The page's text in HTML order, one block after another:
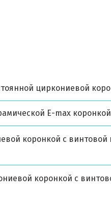
циркониевой
E-max коронкой
коронкой с
коронкой с